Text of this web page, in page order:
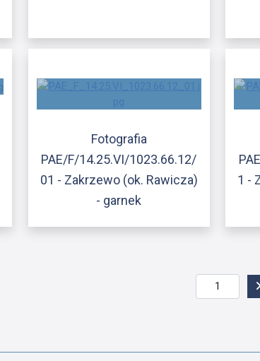
Fotografia
PAE/F/14.25.VI/1023.66.12/
01 - Zakrzewo (ok. Rawicza)
- garnek
1 -